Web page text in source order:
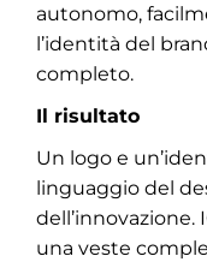
autonomo,
l’identità del
completo.
Il risultato
Un logo e
linguaggio del
dell’innovazione.
una veste